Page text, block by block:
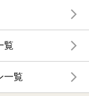
覧
一覧